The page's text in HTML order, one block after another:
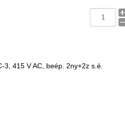
3, 415 V AC, beép. 2ny+2z s.é.